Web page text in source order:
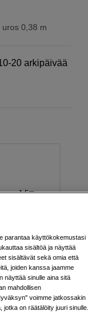
0,38 m
20 arkipäivää
1,5m
parantaa käyttökokemustasi
sisältöä ja näyttää
sisältävät sekä omia että
joiden kanssa jaamme
näyttää sinulle aina sitä
mahdollisen
voimme jatkossakin
jotka on räätälöity juuri